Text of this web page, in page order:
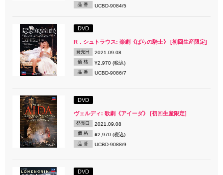
品 番 UCBD-9084/5
DVD
R．シュトラウス: 楽劇《ばらの騎士》 [初回生産限定]
発売日 2021.09.08
価 格 ¥2,970 (税込)
品 番 UCBD-9086/7
DVD
ヴェルディ: 歌劇《アイーダ》 [初回生産限定]
発売日 2021.09.08
価 格 ¥2,970 (税込)
品 番 UCBD-9088/9
DVD